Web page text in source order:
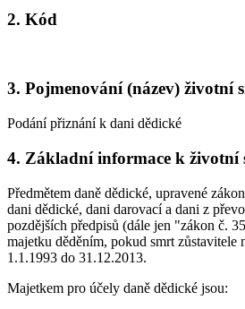
2. Kód
3. Pojmenování (název) životní
Podání přiznání k dani dědické
4. Základní informace k životní
Předmětem daně dědické, upravené
dani dědické, dani darovací a dani z
pozdějších předpisů (dále jen "zákon č.
majetku děděním, pokud smrt zůstavitele
1.1.1993 do 31.12.2013.
Majetkem pro účely daně dědické jsou: